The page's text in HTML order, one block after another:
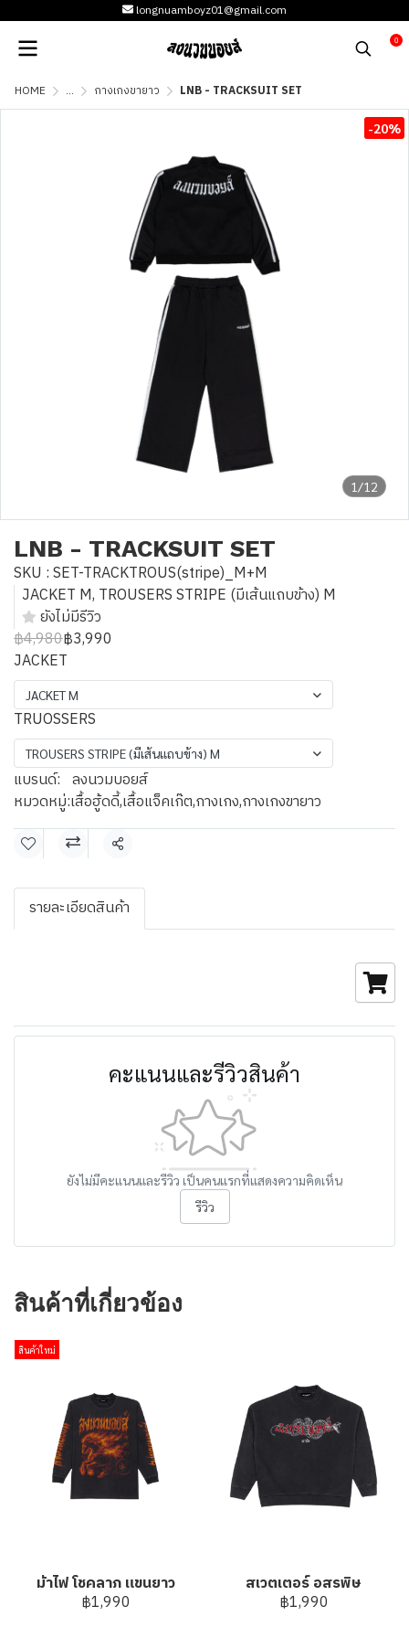
longnuamboyz01@gmail.com
0
HOME ... กางเกงขายาว LNB - TRACKSUIT SET
1/12
-20%
LNB - TRACKSUIT SET
SKU : SET-TRACKTROUS(stripe)_M+M
JACKET M, TROUSERS STRIPE (มีเส้นแถบข้าง) M
ยังไม่มีรีวิว
฿4,980฿3,990
JACKET
JACKET M
TRUOSSERS
TROUSERS STRIPE (มีเส้นแถบข้าง) M
แบรนด์: ลงนวมบอยส์
หมวดหมู่:เสื้อฮู้ดดี้,เสื้อแจ็คเก๊ต,กางเกง,กางเกงขายาว
แชร์
รายละเอียดสินค้า
คะแนนและรีวิวสินค้า
ยังไม่มีคะแนนและรีวิว เป็นคนแรกที่แสดงความคิดเห็น
รีวิว
สินค้าที่เกี่ยวข้อง
สินค้าใหม่
ม้าไฟ โชคลาภ แขนยาว
฿1,990
สเวตเตอร์ อสรพิษ
฿1,990